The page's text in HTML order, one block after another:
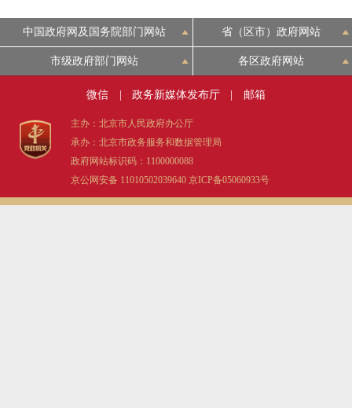
中国政府网及国务院部门网站 省（区市）政府网站
市级政府部门网站 各区政府网站
微信 政务新媒体发布厅 邮箱
主办：北京市人民政府办公厅
承办：北京市政务服务和数据管理局
政府网站标识码：1100000088
京公网安备 11010502039640 京ICP备05060933号